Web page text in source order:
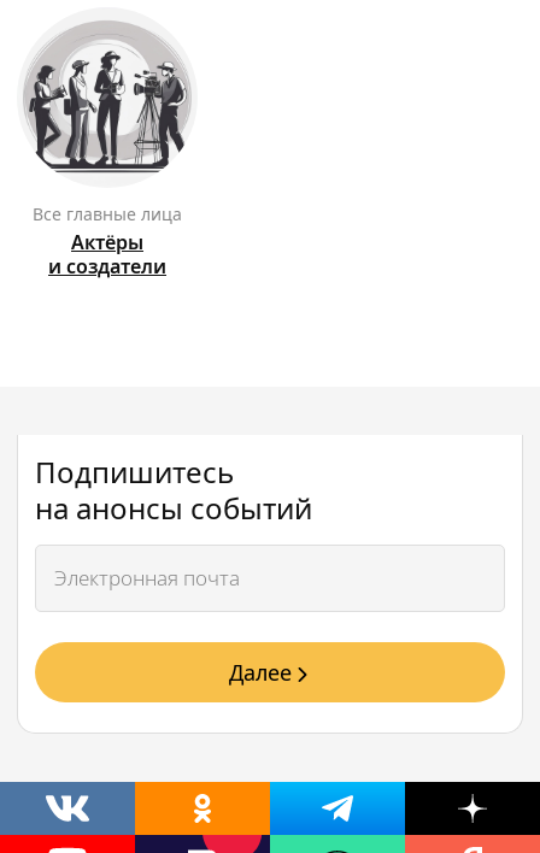
Все главные лица
Актёры
и создатели
Подпишитесь
на анонсы событий
Далее